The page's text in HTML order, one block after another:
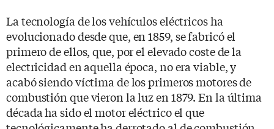
La tecnología de los vehículos eléctricos ha
evolucionado desde que, en 1859, se fabricó el
primero de ellos, que, por el elevado coste de la
electricidad en aquella época, no era viable, y
acabó siendo víctima de los primeros motores de
combustión que vieron la luz en 1879. En la última
década ha sido el motor eléctrico el que